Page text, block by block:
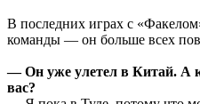
В последних играх с
команды — он больше всех
— Он уже улетел в Китай. А
вас?